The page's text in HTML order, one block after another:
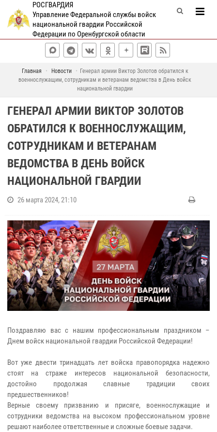
РОСГВАРДИЯ
Управление Федеральной службы войск
национальной гвардии Российской
Федерации по Оренбургской области
Главная Новости
Генерал армии Виктор Золотов обратился к
военнослужащим, сотрудникам и ветеранам ведомства в День войск
национальной гвардии
ГЕНЕРАЛ АРМИИ ВИКТОР ЗОЛОТОВ
ОБРАТИЛСЯ К ВОЕННОСЛУЖАЩИМ,
СОТРУДНИКАМ И ВЕТЕРАНАМ
ВЕДОМСТВА В ДЕНЬ ВОЙСК
НАЦИОНАЛЬНОЙ ГВАРДИИ
26 марта 2024, 21:10
Поздравляю вас с нашим профессиональным праздником –
Днем войск национальной гвардии Российской Федерации!
Вот уже двести тринадцать лет войска правопорядка надежно
стоят на страже интересов национальной безопасности,
достойно продолжая славные традиции своих
предшественников!
Верные своему призванию и присяге, военнослужащие и
сотрудники ведомства на высоком профессиональном уровне
решают наиболее ответственные и сложные боевые задачи.